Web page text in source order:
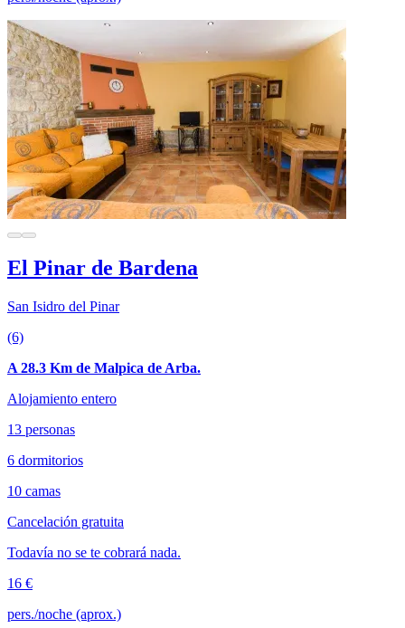
El Pinar de Bardena
San Isidro del Pinar
(6)
A 28.3 Km de Malpica de Arba.
Alojamiento entero
13 personas
6 dormitorios
10 camas
Cancelación gratuita
Todavía no se te cobrará nada.
16 €
pers./noche (aprox.)